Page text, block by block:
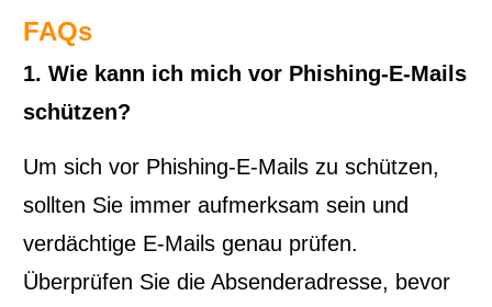
FAQs
1. Wie kann ich mich vor Phishing-E-Mails
schützen?
Um sich vor Phishing-E-Mails zu schützen,
sollten Sie immer aufmerksam sein und
verdächtige E-Mails genau prüfen.
Überprüfen Sie die Absenderadresse, bevor